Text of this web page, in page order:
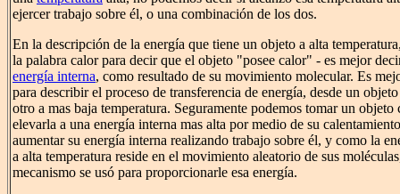
ejercer trabajo sobre él, o una combinación de los dos.
En la descripción de la energía que tiene un objeto a alta
la palabra calor para decir que el objeto "posee calor" - es mejor
energía interna, como resultado de su movimiento molecular. Es
para describir el proceso de transferencia de energía, desde un
otro a mas baja temperatura. Seguramente podemos tomar un
elevarla a una energía interna mas alta por medio de su
aumentar su energía interna realizando trabajo sobre él, y como la
a alta temperatura reside en el movimiento aleatorio de sus
mecanismo se usó para proporcionarle esa energía.